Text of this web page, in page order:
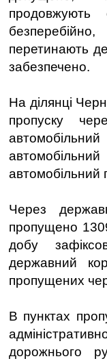
перетинають
забезпечено.
На ділянці
пропуску
автомобільний
Через
пропущено
добу
державний
пропущених
В пунктах
дорожнього